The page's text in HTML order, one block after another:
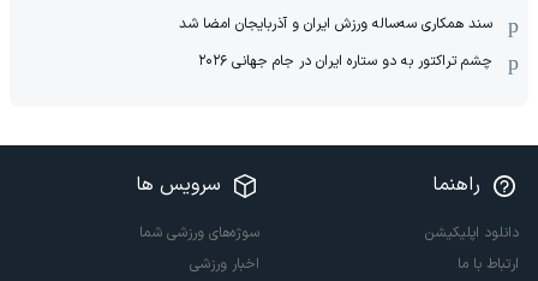
سند همکاری سه‌ساله‌ ‌ورزش ایران و آذربایجان امضا شد
چشم تراکتور به دو ستاره ایران در جام جهانی ۲۰۲۶
راهنما
دانلود اپلیکیشن
ارتباط با ما
سرویس ها
سوژه‌های ورزشی شما
اخبار ورزشی